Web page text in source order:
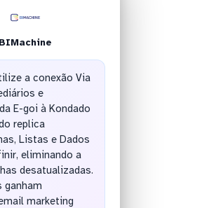
BIMachine
a conexão Via
e
E-goi à Kondado
replica
Listas e Dados
eliminando a
desatualizadas.
ganham
marketing